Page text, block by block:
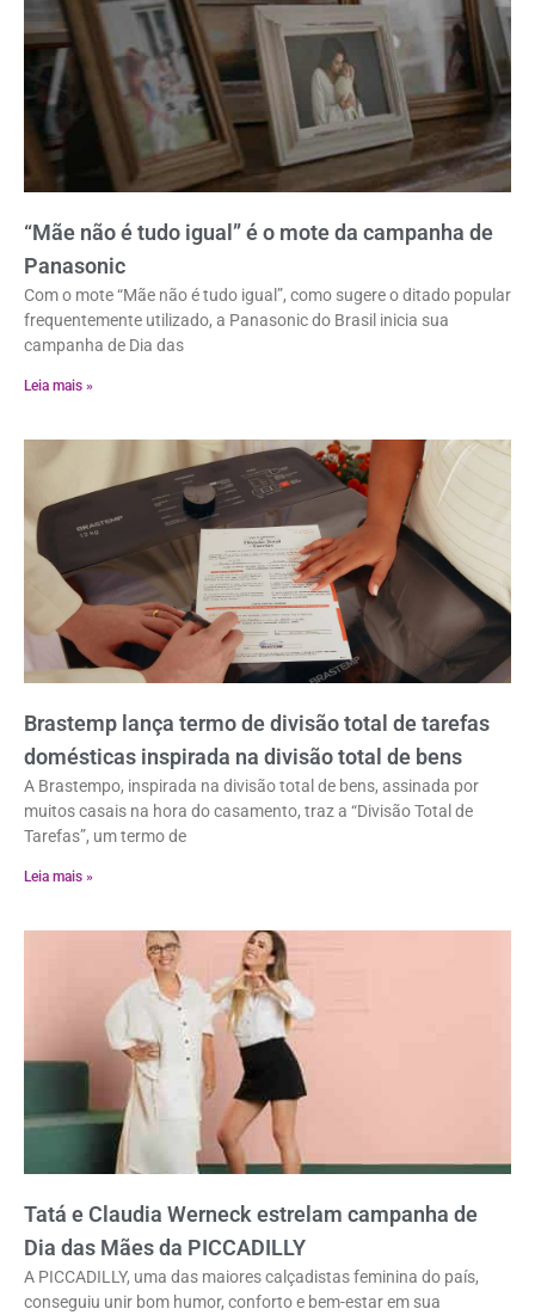
“Mãe não é tudo igual” é o mote da campanha de
Panasonic
Com o mote “Mãe não é tudo igual”, como sugere o ditado popular
frequentemente utilizado, a Panasonic do Brasil inicia sua
campanha de Dia das
Leia mais »
Brastemp lança termo de divisão total de tarefas
domésticas inspirada na divisão total de bens
A Brastempo, inspirada na divisão total de bens, assinada por
muitos casais na hora do casamento, traz a “Divisão Total de
Tarefas”, um termo de
Leia mais »
Tatá e Claudia Werneck estrelam campanha de
Dia das Mães da PICCADILLY
A PICCADILLY, uma das maiores calçadistas feminina do país,
conseguiu unir bom humor, conforto e bem-estar em sua